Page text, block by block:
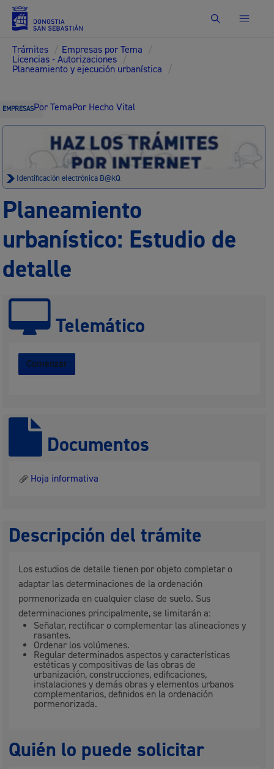
Buscar
Trámites / Empresas por Tema /
Licencias - Autorizaciones /
Planeamiento y ejecución urbanística /
EMPRESASPor TemaPor Hecho Vital
Identificación electrónica B@kQ
Planeamiento
urbanístico: Estudio de
detalle
Telemático
Comenzar
Documentos
Hoja informativa
Descripción del trámite
Los estudios de detalle tienen por objeto completar o
adaptar las determinaciones de la ordenación
pormenorizada en cualquier clase de suelo. Sus
determinaciones principalmente, se limitarán a:
Señalar, rectificar o complementar las alineaciones y
rasantes.
Ordenar los volúmenes.
Regular determinados aspectos y características
estéticas y compositivas de las obras de
urbanización, construcciones, edificaciones,
instalaciones y demás obras y elementos urbanos
complementarios, definidos en la ordenación
pormenorizada.
Quién lo puede solicitar